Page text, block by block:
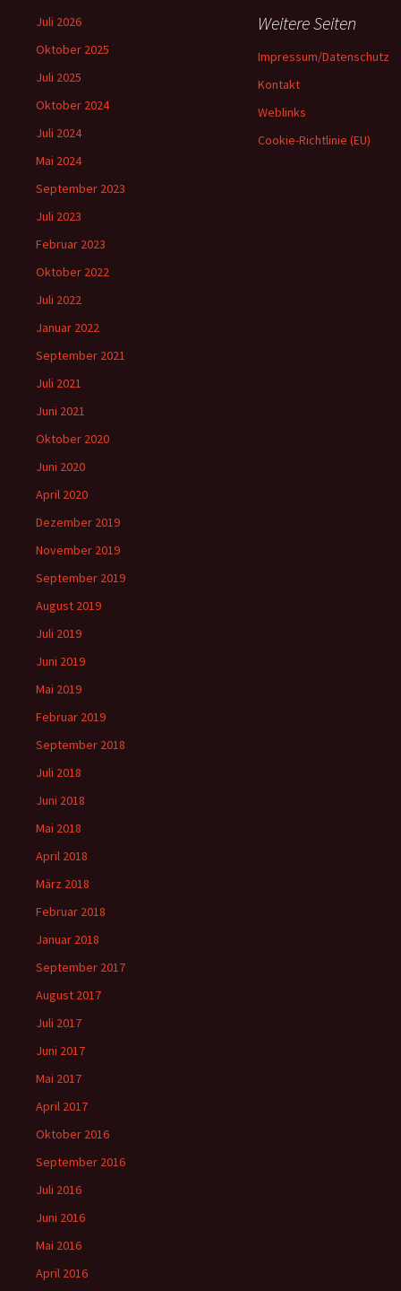
Juli 2026
Oktober 2025
Juli 2025
Oktober 2024
Juli 2024
Mai 2024
September 2023
Juli 2023
Februar 2023
Oktober 2022
Juli 2022
Januar 2022
September 2021
Juli 2021
Juni 2021
Oktober 2020
Juni 2020
April 2020
Dezember 2019
November 2019
September 2019
August 2019
Juli 2019
Juni 2019
Mai 2019
Februar 2019
September 2018
Juli 2018
Juni 2018
Mai 2018
April 2018
März 2018
Februar 2018
Januar 2018
September 2017
August 2017
Juli 2017
Juni 2017
Mai 2017
April 2017
Oktober 2016
September 2016
Juli 2016
Juni 2016
Mai 2016
April 2016
Weitere Seiten
Impressum/Datenschutz
Kontakt
Weblinks
Cookie-Richtlinie (EU)